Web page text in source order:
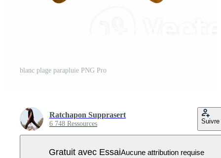
blanc plage parapluie PNG Pro
Ratchapon Supprasert
6 748 Ressources Suivre
Gratuit avec EssaiAucune attribution requise